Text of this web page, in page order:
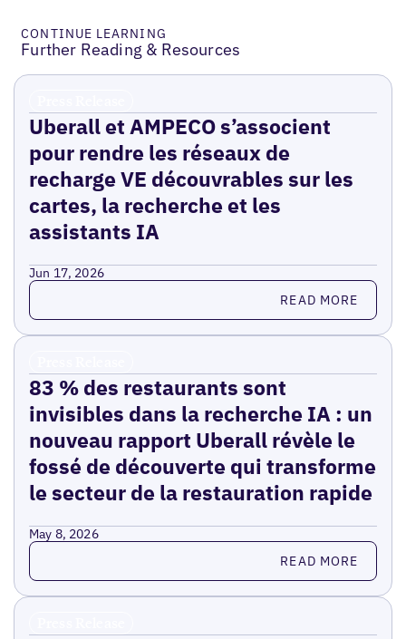
CONTINUE LEARNING
Further Reading & Resources
Uberall et AMPECO s’associent
pour rendre les réseaux de
recharge VE découvrables sur les
cartes, la recherche et les
assistants IA
Jun 17, 2026
Read more READ MORE
83 % des restaurants sont
invisibles dans la recherche IA : un
nouveau rapport Uberall révèle le
fossé de découverte qui transforme
le secteur de la restauration rapide
May 8, 2026
Read more READ MORE